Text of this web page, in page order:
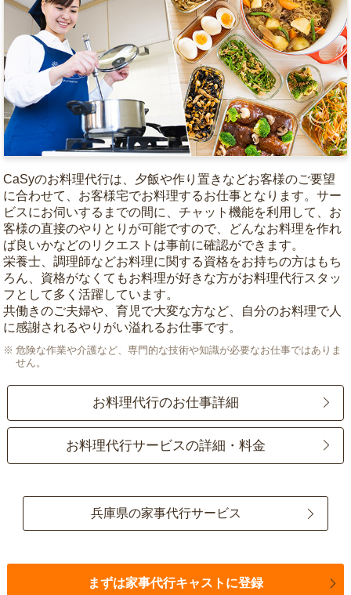
CaSyのお料理代行は、夕飯や作り置きなどお客様のご要望
に合わせて、お客様宅でお料理するお仕事となります。サー
ビスにお伺いするまでの間に、チャット機能を利用して、お
客様の直接のやりとりが可能ですので、どんなお料理を作れ
ば良いかなどのリクエストは事前に確認ができます。
栄養士、調理師などお料理に関する資格をお持ちの方はもち
ろん、資格がなくてもお料理が好きな方がお料理代行スタッ
フとして多く活躍しています。
共働きのご夫婦や、育児で大変な方など、自分のお料理で人
に感謝されるやりがい溢れるお仕事です。
危険な作業や介護など、専門的な技術や知識が必要なお仕事ではありま
せん。
お料理代行のお仕事詳細
お料理代行サービスの詳細・料金
兵庫県の家事代行サービス
まずは家事代行キャストに登録